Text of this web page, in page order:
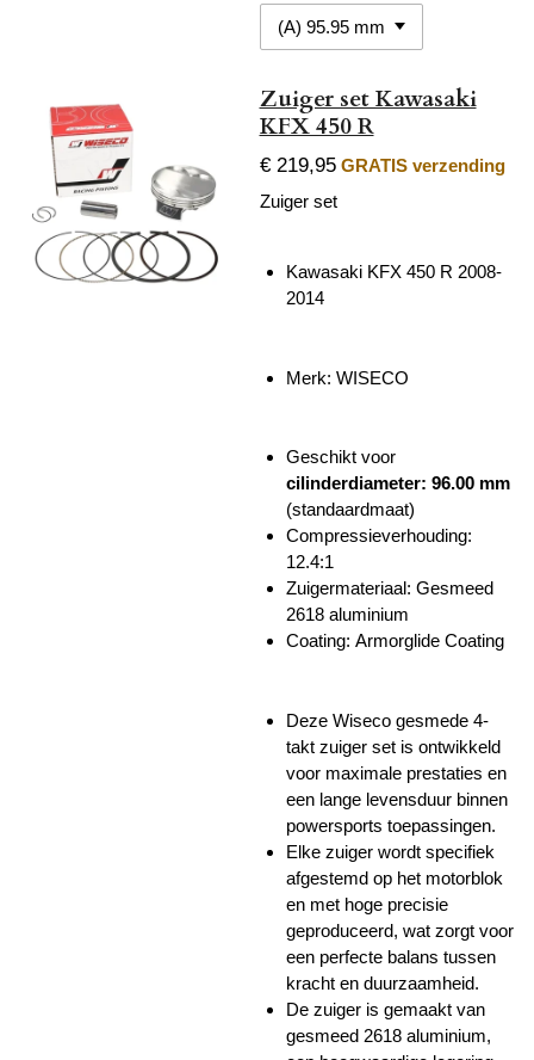
Zuiger set Kawasaki
KFX 450 R
€ 219,95 GRATIS verzending
Zuiger set
Kawasaki KFX 450 R 2008-
2014
Merk: WISECO
Geschikt voor
cilinderdiameter: 96.00 mm
(standaardmaat)
Compressieverhouding:
12.4:1
Zuigermateriaal: Gesmeed
2618 aluminium
Coating: Armorglide Coating
Deze Wiseco gesmede 4-
takt zuiger set is ontwikkeld
voor maximale prestaties en
een lange levensduur binnen
powersports toepassingen.
Elke zuiger wordt specifiek
afgestemd op het motorblok
en met hoge precisie
geproduceerd, wat zorgt voor
een perfecte balans tussen
kracht en duurzaamheid.
De zuiger is gemaakt van
gesmeed 2618 aluminium,